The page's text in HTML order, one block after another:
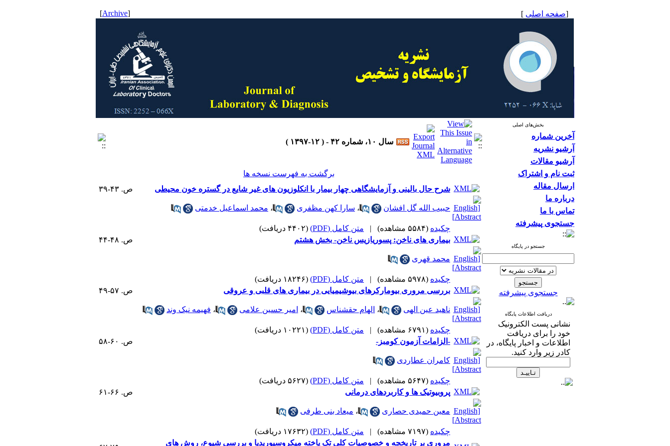
[صفحه اصلی ]
[
Archive
]
بخش‌های اصلی
آخرین شماره
آرشیو نشریه
آرشیو مقالات
ثبت نام و اشتراک
ارسال مقاله
درباره ما
تماس با ما
جستجوی پیشرفته
جستجو در پایگاه
جستجوی پیشرفته
دریافت اطلاعات پایگاه
نشانی پست الکترونیک
خود را برای دریافت
اطلاعات و اخبار پایگاه، در
کادر زیر وارد کنید.
سال ۱۰، شماره ۴۲ - ( ۱۲-۱۳۹۷ )
برگشت به فهرست نسخه ها
شرح حال بالینی و آزمایشگاهی چهار بیمار با انکلوزیون های غیر شایع در گستره خون محیطی
ص. ۴۳-۳۹
حبیب الله گل افشان ، سارا کهن مظفری ، محمد اسماعیل خدمتی
چکیده (۵۵۸۴ مشاهده) | متن کامل (PDF)
(۴۴۰۲ دریافت)
بیماری های ناخن: پسوریازیس ناخن- بخش هشتم
ص. ۴۸-۴۴
محمد قهری
چکیده (۵۹۷۸ مشاهده) | متن کامل (PDF)
(۱۸۲۴۶ دریافت)
بررسی مروری بیومارکرهای بیوشیمیایی در بیماری های قلبی و عروقی
ص. ۵۷-۴۹
ناهید عین الهی ، الهام حقشناس ، امیر حسین علامی ، فهیمه نیک وند
چکیده (۶۷۹۱ مشاهده) | متن کامل (PDF)
(۱۰۲۲۱ دریافت)
-الزامات آزمون کومبز-
ص. ۶۰-۵۸
کامران عطاردی
چکیده (۵۶۴۷ مشاهده) | متن کامل (PDF)
(۵۶۲۷ دریافت)
پروبیوتیک ها و کاربردهای درمانی
ص. ۶۶-۶۱
معین حمیدی حصاری ، میعاد بنی طرفی
چکیده (۷۱۹۷ مشاهده) | متن کامل (PDF)
(۱۷۶۳۲ دریافت)
مروری بر تاریخچه و خصوصیات کلی تک یاخته میکروسپوریدیا و بررسی شیوع، روش های